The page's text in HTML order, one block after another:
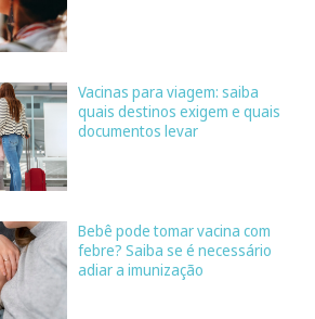
Vacinas para viagem: saiba
quais destinos exigem e quais
documentos levar
Bebê pode tomar vacina com
febre? Saiba se é necessário
adiar a imunização